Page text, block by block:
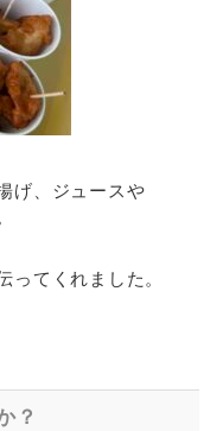
げ、ジュースや
ってくれました。
？